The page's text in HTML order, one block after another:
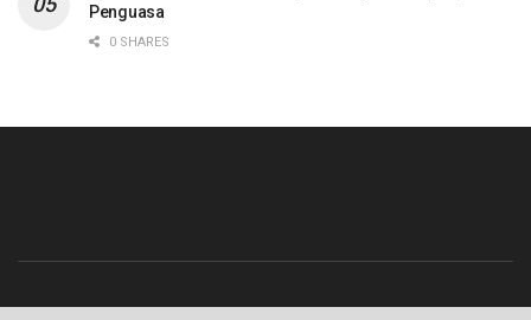
Penguasa
0 SHARES